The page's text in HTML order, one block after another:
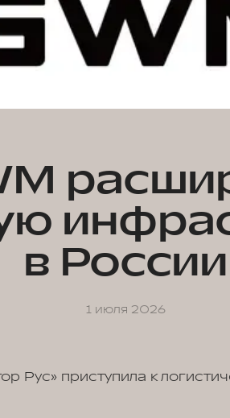
в России
1 июля 2026
Рус» приступила к